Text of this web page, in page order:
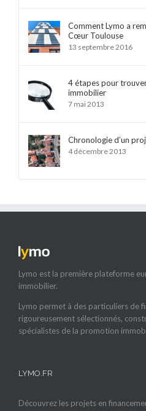
Comment Lymo a
Cœur Toulouse
13 septembre 2016
4 étapes pour
immobilier
7 mai 2013
Chronologie d’un
4 décembre 2013
Lymo est la première plateforme
immobilier.
Lymo permet à des particuliers de
rigoureusement sélectionnés,
spécialistes de la promotion
LYMO.FR
Découvrez les projets en